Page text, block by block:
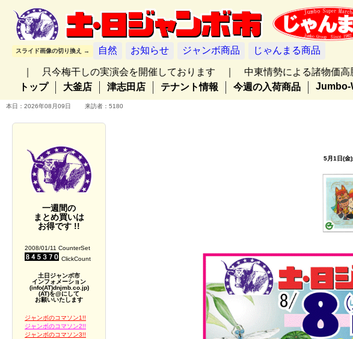
スライド画像の切り換え → 自然 お知らせ ジャンボ商品 じゃんまる商品
今梅干しの実演会を開催しております ｜ 中東情勢による諸物価高騰の
トップ
大釜店 津志田店 テナント情報 今週の入荷商品 Jumbo-
本日：2026年08月09日 来訪者：5180
一週間の
まとめ買いは
お得です !!
2008/01/11 CounterSet
ClickCount
土日ジャンボ市
インフォメーション
(info(AT)dnjmb.co.jp)
(AT)を@にして
お願いいたします
ジャンボのコマソン1!!
ジャンボのコマソン2!!
ジャンボのコマソン3!!
5月1日(金